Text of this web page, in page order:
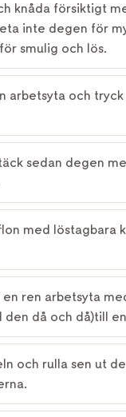
knåda försiktigt
inte degen för
smulig och lös.
arbetsyta och
sedan degen
med löstagbara
ren arbetsyta
då och då)till
och rulla sen ut